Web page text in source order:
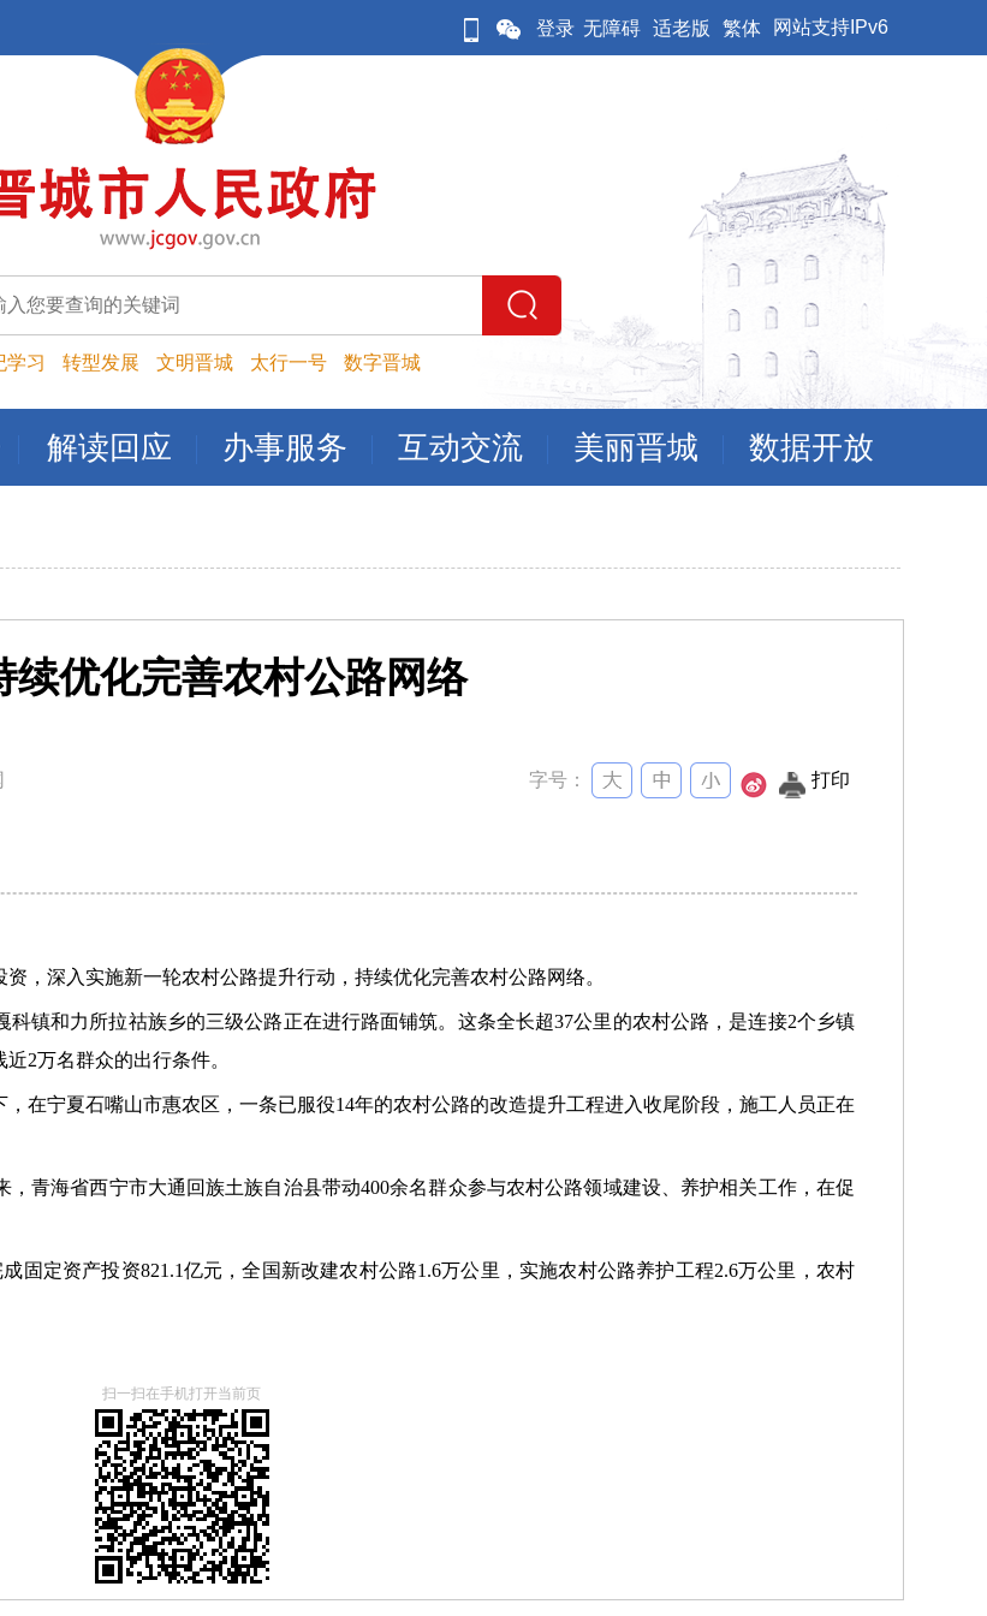
登录 无障碍 适老版 繁体 网站支持IPv6
学习 转型发展 文明晋城 太行一号 数字晋城
解读回应 办事服务 互动交流 美丽晋城 数据开放
续优化完善农村公路网络
字号： 打印
，深入实施新一轮农村公路提升行动，持续优化完善农村公路网络。
镇和力所拉祜族乡的三级公路正在进行路面铺筑。这条全长超37公里的农村公路，是连接2个乡镇
2万名群众的出行条件。
在宁夏石嘴山市惠农区，一条已服役14年的农村公路的改造提升工程进入收尾阶段，施工人员正在
青海省西宁市大通回族土族自治县带动400余名群众参与农村公路领域建设、养护相关工作，在促
固定资产投资821.1亿元，全国新改建农村公路1.6万公里，实施农村公路养护工程2.6万公里，农村
扫一扫在手机打开当前页